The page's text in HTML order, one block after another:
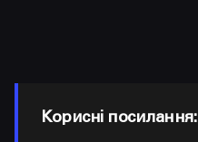
Корисні посилання: